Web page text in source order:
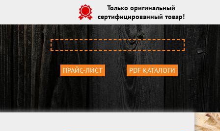
Только оригинальный
сертифицированный товар!
ПРАЙС-ЛИСТ PDF КАТАЛОГИ